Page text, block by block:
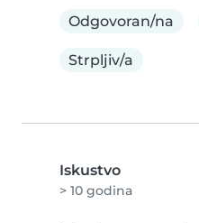
Odgovoran/na
Strpljiv/a
Iskustvo
> 10 godina